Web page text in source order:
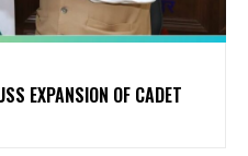
EXPANSION OF CADET